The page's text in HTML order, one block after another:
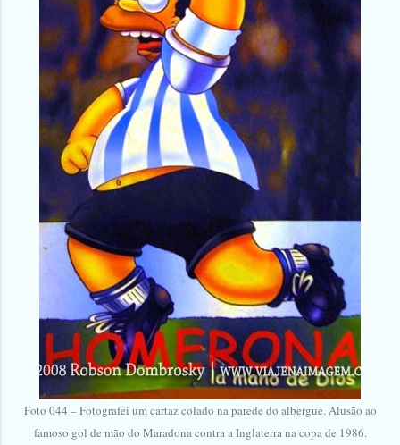
Foto 044 – Fotografei um cartaz colado na parede do albergue. Alusão ao
famoso gol de mão do Maradona contra a Inglaterra na copa de 1986.